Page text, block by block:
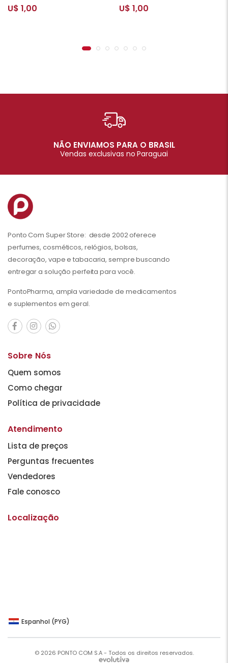
U$ 1,00 U$ 1,00
NÃO ENVIAMOS PARA O BRASIL
Vendas exclusivas no Paraguai
Ponto Com Super Store: desde 2002 oferece
perfumes, cosméticos, relógios, bolsas,
decoração, vape e tabacaria, sempre buscando
entregar a solução perfeita para você.
PontoPharma, ampla variedade de medicamentos
e suplementos em geral.
Sobre Nós
Quem somos
Como chegar
Política de privacidade
Atendimento
Lista de preços
Perguntas frecuentes
Vendedores
Fale conosco
Localização
Espanhol (PYG)
© 2026 PONTO COM S.A - Todos os direitos reservados.